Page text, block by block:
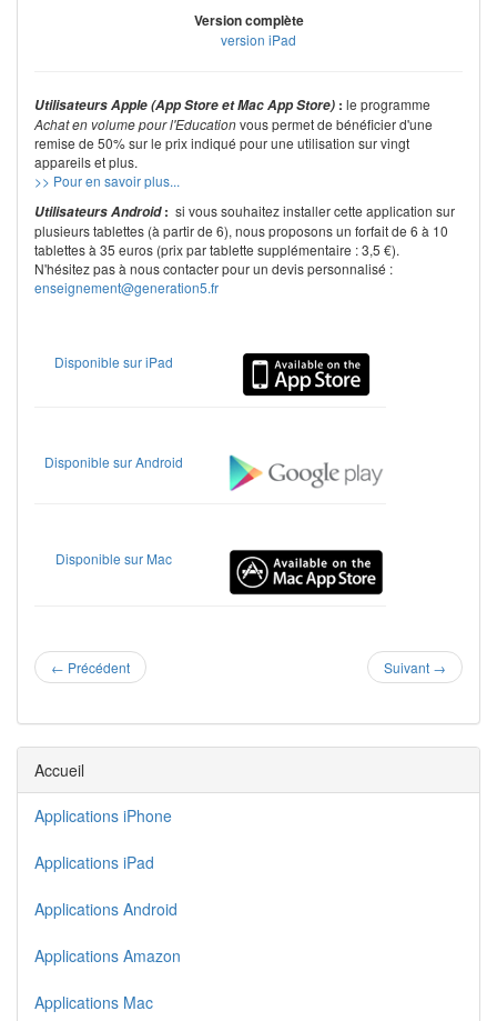
Version complète
version iPad
Utilisateurs Apple (App Store et Mac App Store) : le programme
Achat en volume pour l'Educationvous permet de bénéficier d'une
remise de 50% sur le prix indiqué pour une utilisation sur vingt
appareils et plus.
>> Pour en savoir plus...
Utilisateurs Android: si vous souhaitez installer cette application sur
plusieurs tablettes (à partir de 6), nous proposons un forfait de 6 à 10
tablettes à 35 euros (prix par tablette supplémentaire : 3,5 €).
N'hésitez pas à nous contacter pour un devis personnalisé :
enseignement@generation5.fr
Disponible sur iPad
Disponible sur Android
Disponible sur Mac
← Précédent Suivant →
Accueil
Applications iPhone
Applications iPad
Applications Android
Applications Amazon
Applications Mac